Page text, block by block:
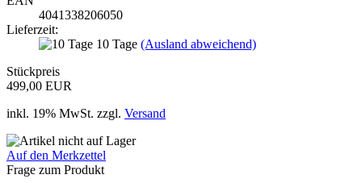
4041338206050
Lieferzeit:
10 Tage (Ausland abweichend)
Stückpreis
499,00 EUR
inkl. 19% MwSt. zzgl. Versand
Auf den Merkzettel
Frage zum Produkt